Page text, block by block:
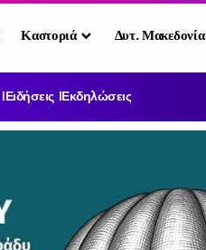
Καστοριά Δυτ. Μακεδονία
Ειδήσεις Εκδηλώσεις